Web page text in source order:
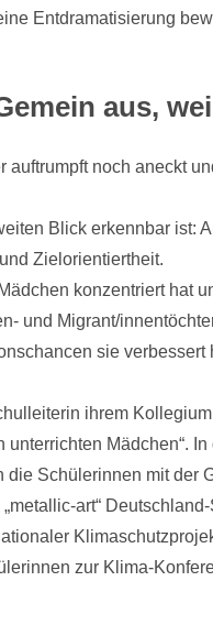
Entdramatisierung
aus,
noch aneckt
Blick erkennbar ist:
Zielorientiertheit.
konzentriert hat
und Migrant/
sie verbessert
ihrem Kollegium
Mädchen“.
Schülerinnen mit der
art“
zur Klima-